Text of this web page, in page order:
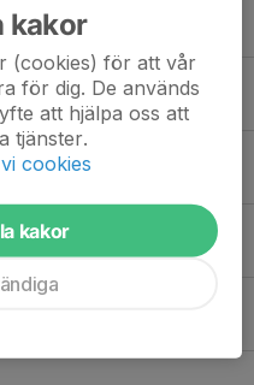
kakor
(cookies) för att vår
för dig. De används
att hjälpa oss att
tjänster.
cookies
kakor